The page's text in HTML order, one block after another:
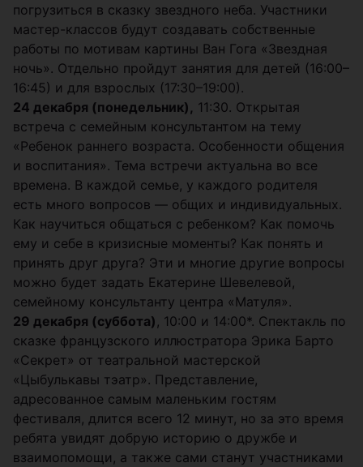
погрузиться в сказку звездного неба. Участники
мастер-классов будут создавать собственные
работы по мотивам картины Ван Гога «Звездная
ночь». Отдельно пройдут занятия для детей (16:00–
16:45) и для взрослых (17:30–19:00).
24 декабря (понедельник), 11:30. Открытая
встреча с семейным консультантом на тему
«Ребенок раннего возраста. Особенности общения
и воспитания». Тема встречи актуальна во все
времена. В каждой семье, у каждого родителя
есть много вопросов — общих и индивидуальных.
Как научиться общаться с ребенком? Как помочь
ему и себе в кризисные моменты? Как понять и
принять друг друга? Эти и многие другие вопросы
можно будет задать Екатерине Шевелевой,
семейному консультанту центра «Матуля».
29 декабря (суббота) , 10:00 и 14:00*. Спектакль по
сказке французского иллюстратора Эрика Барто
«Секрет» от театральной мастерской
«Цыбулькавы тэатр». Представление,
адресованное самым маленьким гостям
фестиваля, длится всего 12 минут, но за это время
ребята увидят добрую историю о дружбе и
взаимопомощи, а также сами станут участниками